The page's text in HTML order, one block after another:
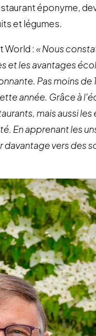
éponyme,
et légumes.
World : « Nous
et les avantages
Pas moins
année. Grâce à
mais aussi
En apprenant les
vers des